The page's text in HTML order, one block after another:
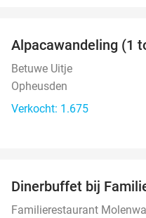
Alpacawandeling (1
Betuwe Uitje
Opheusden
Verkocht: 1.675
Dinerbuffet bij
Familierestaurant